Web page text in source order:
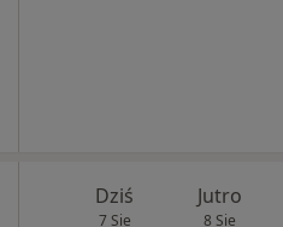
Dziś
7 Sie
Jutro
8 Sie